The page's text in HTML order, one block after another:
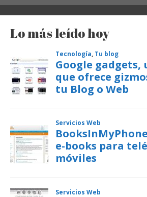
Lo más leído hoy